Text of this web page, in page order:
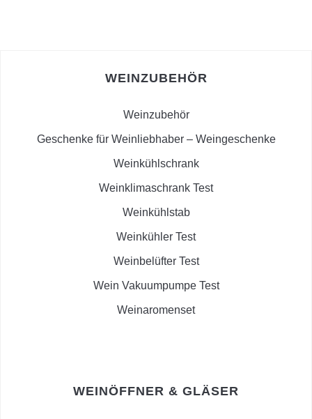
WEINZUBEHÖR
Weinzubehör
Geschenke für Weinliebhaber – Weingeschenke
Weinkühlschrank
Weinklimaschrank Test
Weinkühlstab
Weinkühler Test
Weinbelüfter Test
Wein Vakuumpumpe Test
Weinaromenset
WEINÖFFNER & GLÄSER